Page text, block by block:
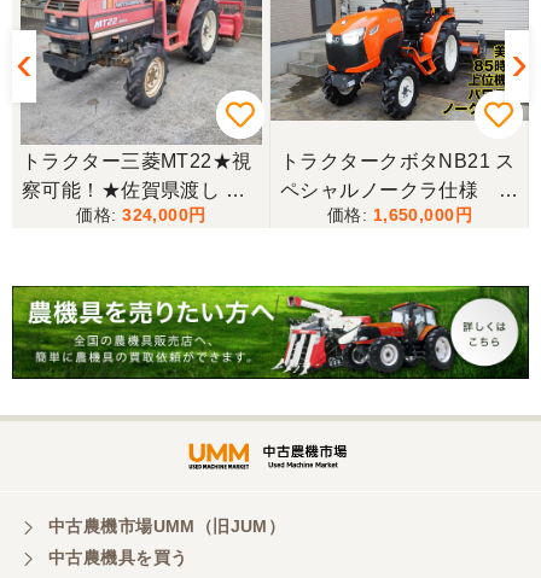
だいたい予算内だったのですぐに決めました！ それ
から陸送が可能という所も大きな決め手で、良い買
い物が出来たと非常に満足しております。
山梨県／今井基史
この度は、迅速な対応ありがとうございました。た
だ、メールに記載の配達の受け取りについてタイム
ラグがあり少しとまどいましたので、星をひとつの
山梨県／
迅速丁寧にご対応くださいました。この度はありが
です。
トラクター三菱MT22★視
察可能！★佐賀県渡し 三
菱 トラクター MT22 22馬
ー MT 4WD ディーゼル 現
状渡し【P11460730】
324,000
トラクタークボタNB21 ス
ペシャルノークラ仕様 上
位機種
1,650,000
中古農機市場UMM（旧JUM）
中古農機具を買う